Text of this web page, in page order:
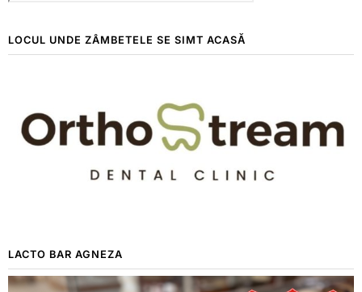
LOCUL UNDE ZÂMBETELE SE SIMT ACASĂ
LACTO BAR AGNEZA